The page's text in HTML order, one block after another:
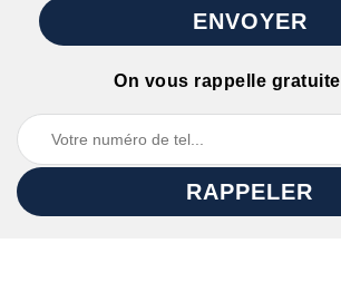
On vous rappelle